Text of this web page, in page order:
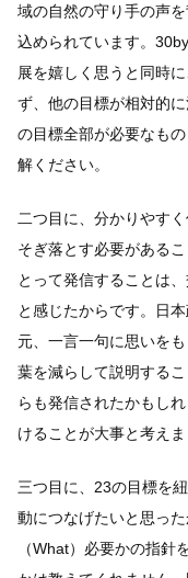
域の自然の守り手の声
込められています。
展を嬉しく思うと同時
ず、他の目標が相対的
の目標全部が必要なも
解ください。
二つ目に、分かりやす
そぎ落とす必要がある
とって発信することは
と感じたからです。日
元、一言一句に思いを
葉を減らして説明する
らも発信されたかもし
けることが大事と考えま
三つ目に、23の目標を
動につなげたいと思っ
（What）必要かの指針